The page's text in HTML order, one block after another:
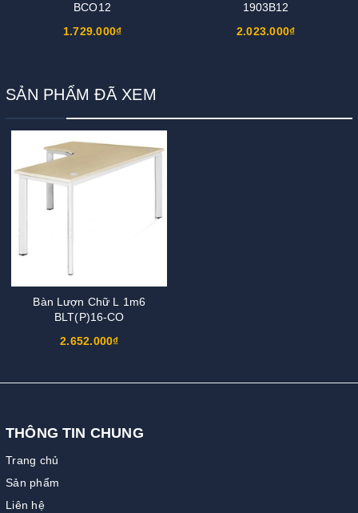
BCO12
1.729.000₫
1903B12
2.023.000₫
SẢN PHẨM ĐÃ XEM
Bàn Lượn Chữ L 1m6
BLT(P)16-CO
2.652.000₫
THÔNG TIN CHUNG
Trang chủ
Sản phẩm
Liên hệ